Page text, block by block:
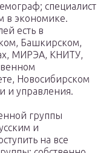
специалист
в экономике.
есть в
Башкирском,
МИРЭА, КНИТУ,
Новосибирском
и управления.
группы
и
на все